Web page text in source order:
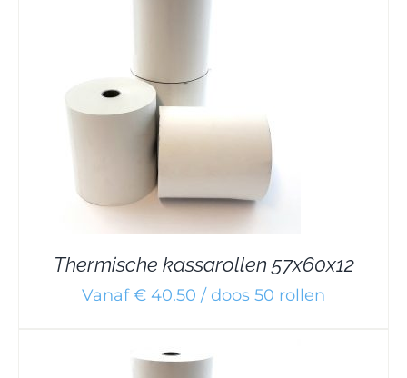
Thermische kassarollen 57x60x12
Vanaf € 40.50 / doos 50 rollen